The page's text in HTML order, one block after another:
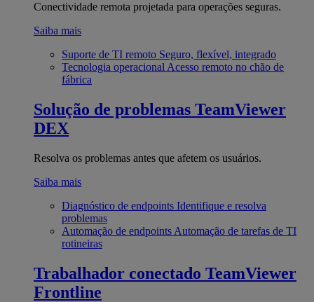
Conectividade remota projetada para operações seguras.
Saiba mais
Suporte de TI remoto Seguro, flexível, integrado
Tecnologia operacional Acesso remoto no chão de
fábrica
Solução de problemas TeamViewer
DEX
Resolva os problemas antes que afetem os usuários.
Saiba mais
Diagnóstico de endpoints Identifique e resolva
problemas
Automação de endpoints Automação de tarefas de TI
rotineiras
Trabalhador conectado TeamViewer
Frontline